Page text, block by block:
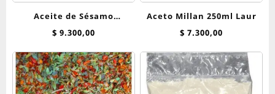
Aceite de Sésamo
Premium Tostado
$ 9.300,00
Aceto Millan 250ml Laur
$ 7.300,00